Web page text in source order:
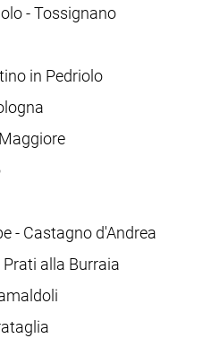
- Tossignano
in Pedriolo
- Castagno d'Andrea
alla Burraia